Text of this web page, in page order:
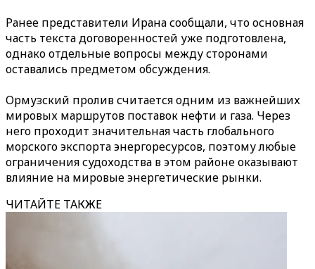
Ранее представители Ирана сообщали, что основная
часть текста договоренностей уже подготовлена,
однако отдельные вопросы между сторонами
оставались предметом обсуждения.
Ормузский пролив считается одним из важнейших
мировых маршрутов поставок нефти и газа. Через
него проходит значительная часть глобального
морского экспорта энергоресурсов, поэтому любые
ограничения судоходства в этом районе оказывают
влияние на мировые энергетические рынки.
ЧИТАЙТЕ ТАКЖЕ